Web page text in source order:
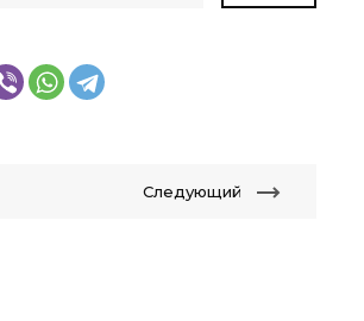
Следующий